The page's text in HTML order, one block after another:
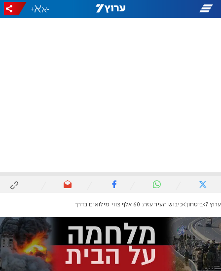
-
+
ערוץ 7 ביטחון כיבוש העיר עזה: 60 אלף צווי מילואים בדרך